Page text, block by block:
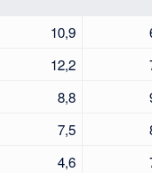
10,9
12,2
8,8
7,5
4,6